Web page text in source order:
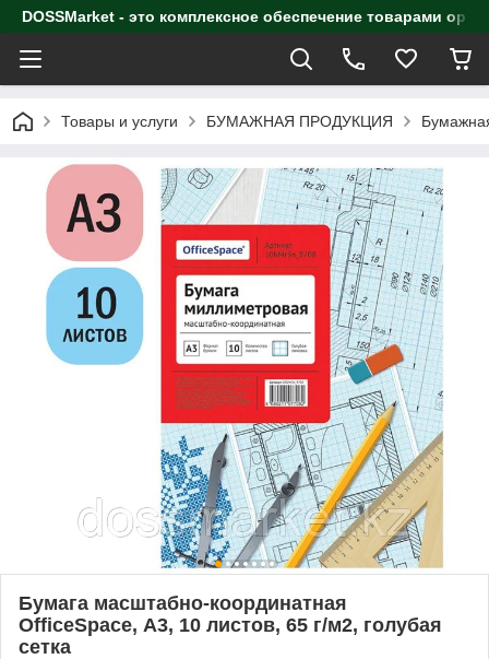
DOSSMarket - это комплексное обеспечение товарами
Товары и услуги БУМАЖНАЯ ПРОДУКЦИЯ
Бумага масштабно-координатная
OfficeSpace, А3, 10 листов, 65 г/м2, голубая
сетка